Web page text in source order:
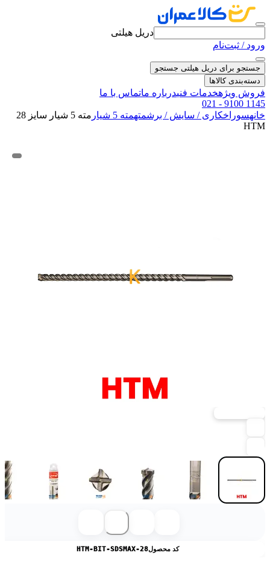
دریل هیلتی
ورود / ثبت‌نام
جستجو برای دریل هیلتی جستجو
دسته‌بندی کالاها
فروش ویژهخدمات فنیدرباره ماتماس با ما
021 - 9100 1145
خانهسوراخکاری / سایش / برشمتهمته 5 شیار
مته 5 شیار سایز 28
HTM
کد محصولHTM-BIT-SDSMAX-28